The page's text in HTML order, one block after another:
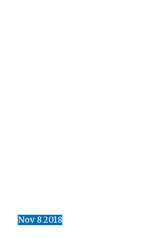
Nov 82018